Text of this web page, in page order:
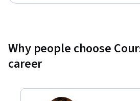
Why people choose
career